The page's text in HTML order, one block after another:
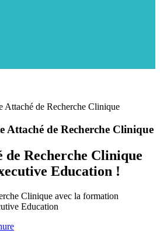
Attaché de Recherche Clinique
Attaché de Recherche Clinique
de Recherche Clinique
Education !
Clinique avec la formation
Education